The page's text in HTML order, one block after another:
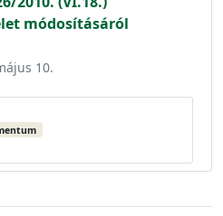
módosításáról
10.